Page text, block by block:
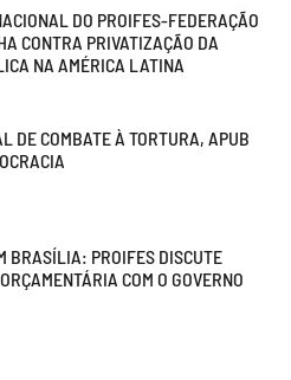
DO PROIFES-FEDERAÇÃO
CONTRA PRIVATIZAÇÃO DA
NA AMÉRICA LATINA
DE COMBATE À TORTURA, APUB
BRASÍLIA: PROIFES DISCUTE
COM O GOVERNO